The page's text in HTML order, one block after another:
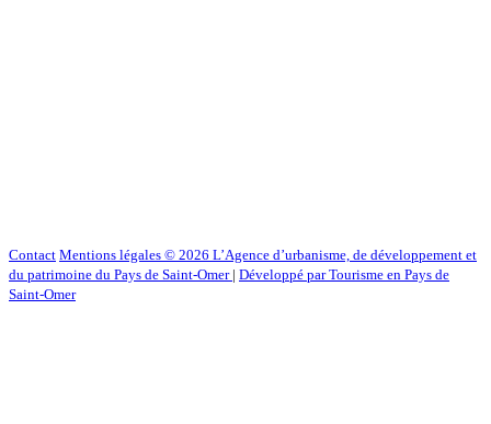
Contact Mentions légales © 2026 L’Agence d’urbanisme, de développement et
du patrimoine du Pays de Saint-Omer | Développé par Tourisme en Pays de
Saint-Omer